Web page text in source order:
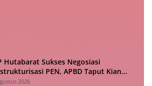
Hutabarat Sukses Negosiasi
PEN, APBD Taput Kian
2026